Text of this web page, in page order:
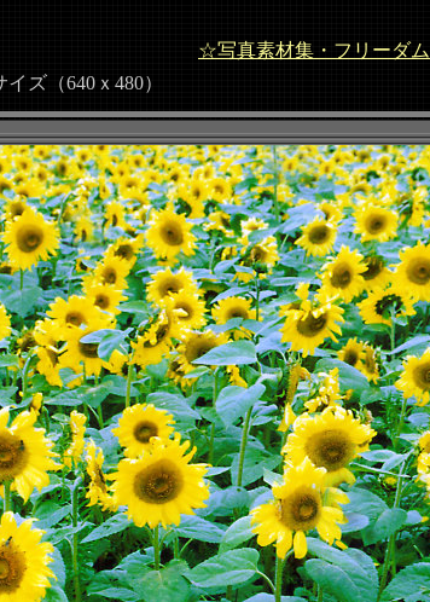
☆写真素材集・フリーダ
（640ｘ480）